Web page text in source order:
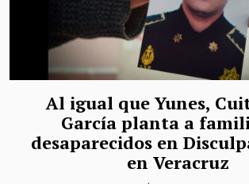
Al igual que Yunes,
García planta a
desaparecidos en
en Veracruz